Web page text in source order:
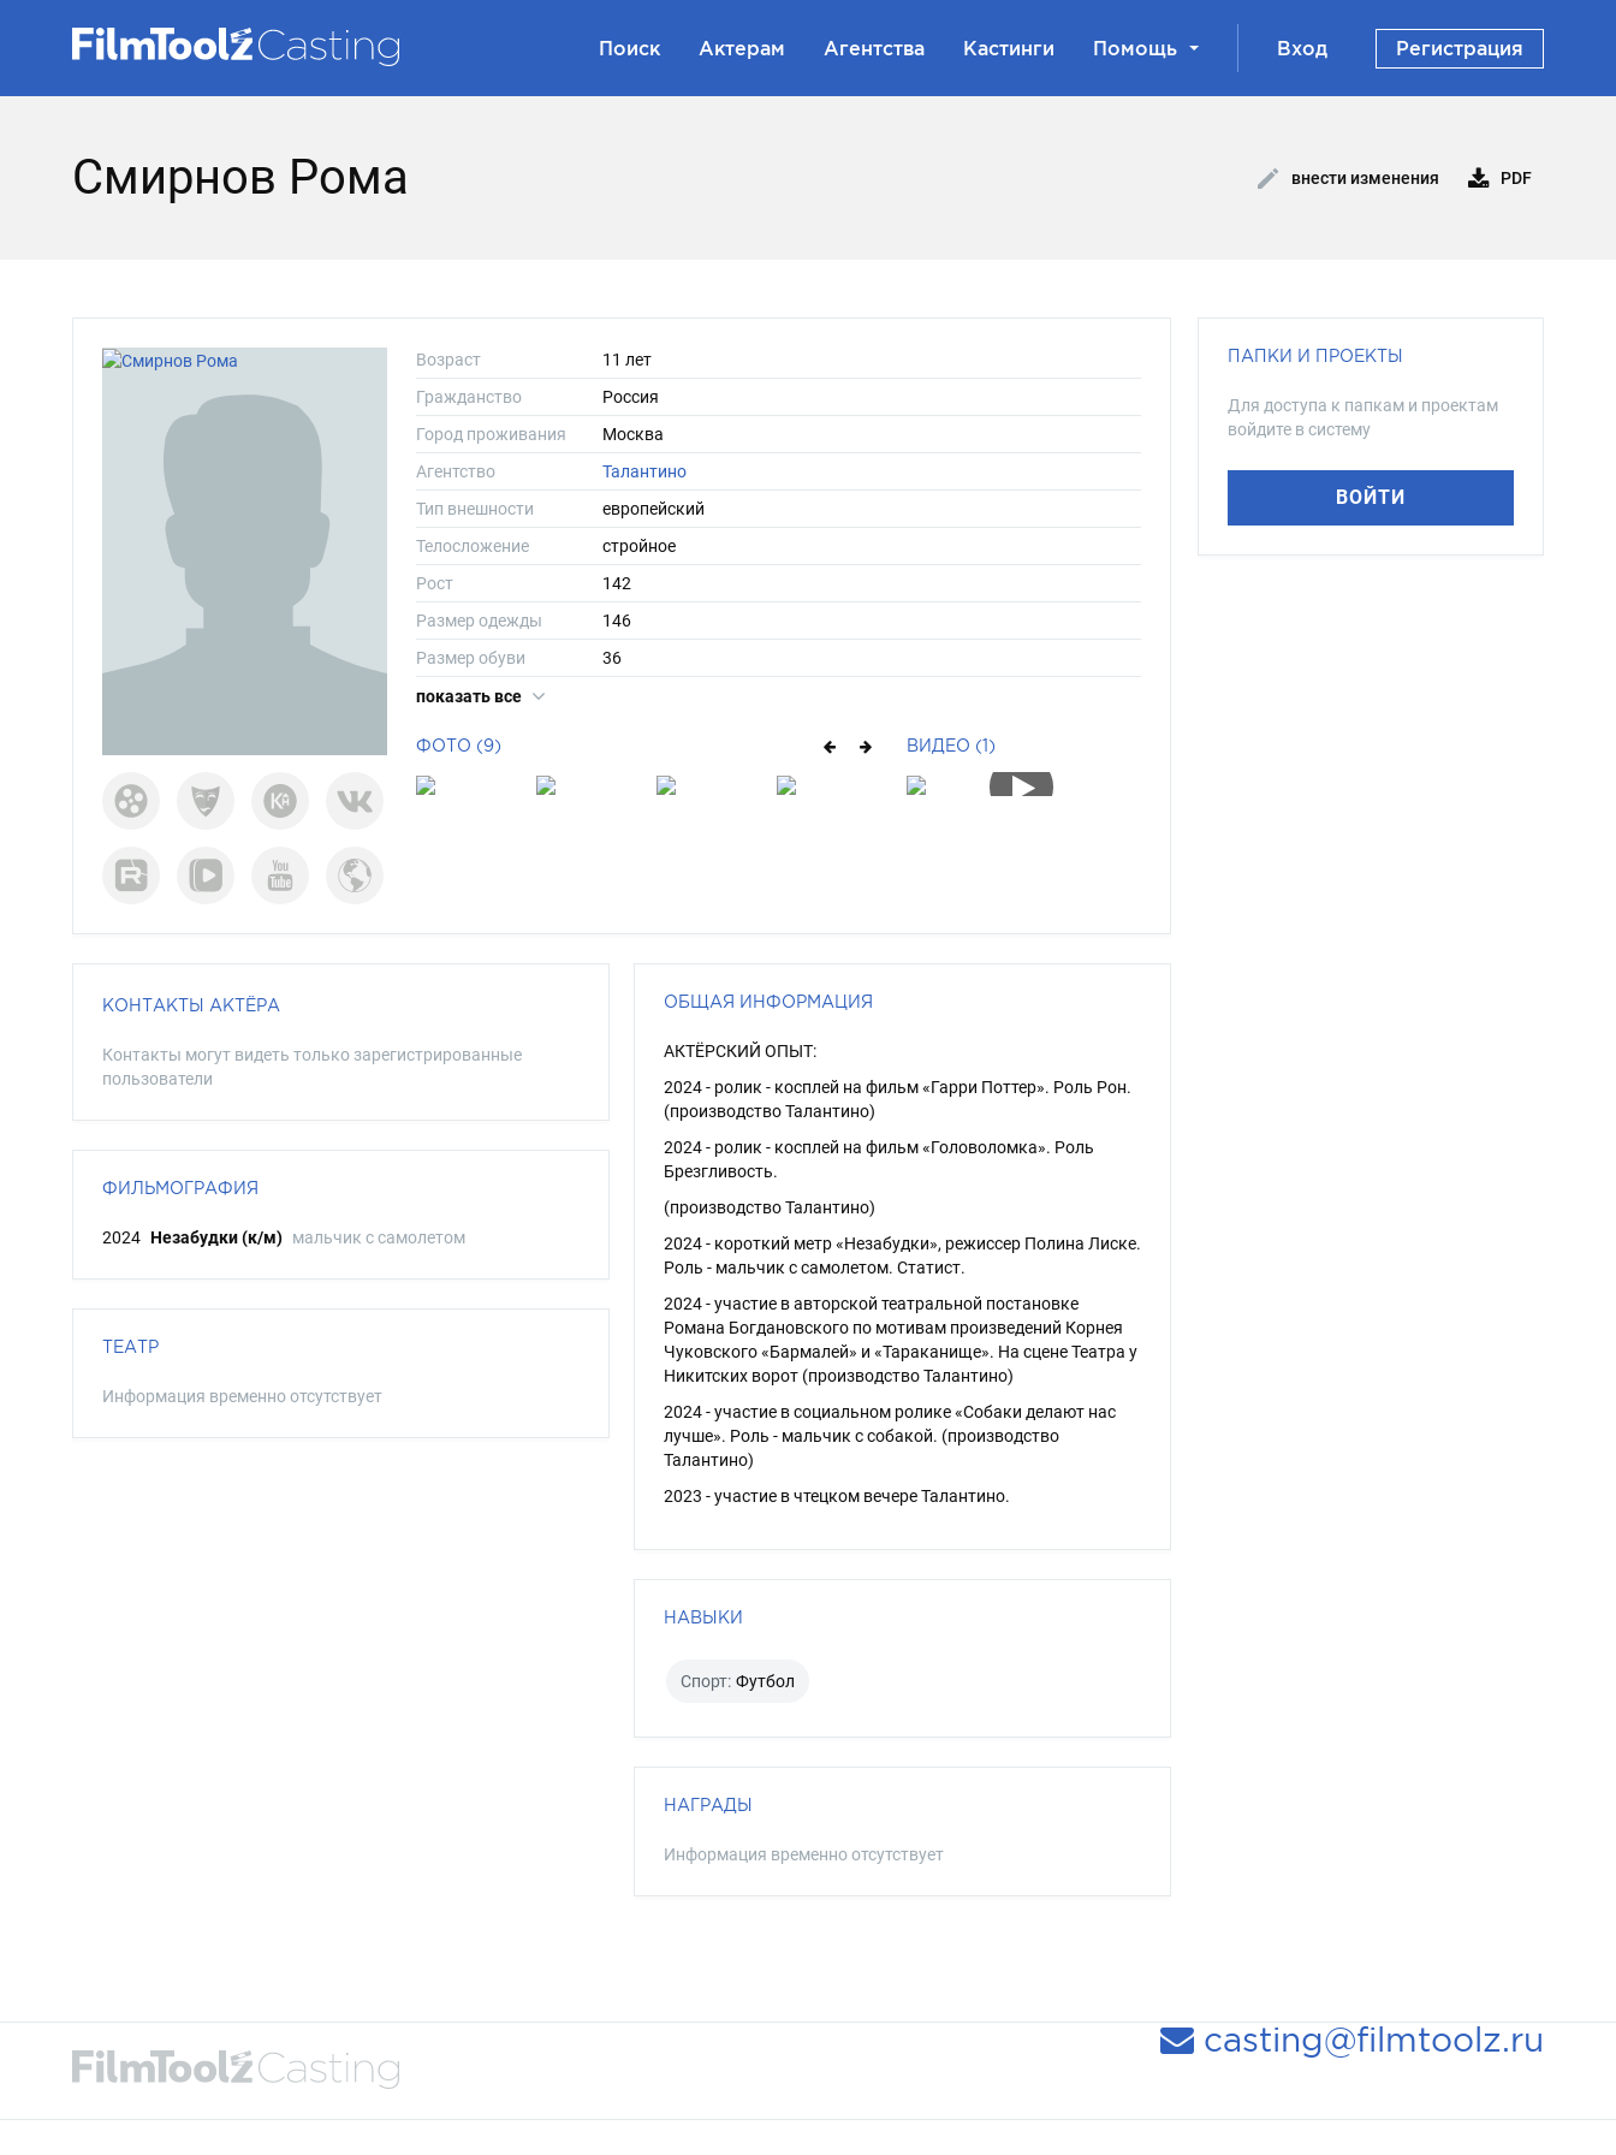
Поиск Актерам Агентства Кастинги Помощь Вход Регистрация
Смирнов Рома внести изменения PDF
Возраст
11 лет
Гражданство
Россия
Город проживания
Москва
Агентство
Талантино
Тип внешности
европейский
Телосложение
стройное
Рост
142
Размер одежды
146
Размер обуви
36
Длина волос
показать все
ФОТО (9) ВИДЕО (1)
КОНТАКТЫ АКТЁРА
Контакты могут видеть только зарегистрированные
пользователи
ФИЛЬМОГРАФИЯ
2024 Незабудки (к/м) мальчик с самолетом
ТЕАТР
Информация временно отсутствует
ОБЩАЯ ИНФОРМАЦИЯ
АКТЁРСКИЙ ОПЫТ:
2024 - ролик - косплей на фильм «Гарри Поттер». Роль Рон.
(производство Талантино)
2024 - ролик - косплей на фильм «Головоломка». Роль
Брезгливость.
(производство Талантино)
2024 - короткий метр «Незабудки», режиссер Полина Лиске.
Роль - мальчик с самолетом. Статист.
2024 - участие в авторской театральной постановке
Романа Богдановского по мотивам произведений Корнея
Чуковского «Бармалей» и «Тараканище». На сцене Театра у
Никитских ворот (производство Талантино)
2024 - участие в социальном ролике «Собаки делают нас
лучше». Роль - мальчик с собакой. (производство
Талантино)
2023 - участие в чтецком вечере Талантино.
НАВЫКИ
Спорт: Футбол
НАГРАДЫ
Информация временно отсутствует
ПАПКИ И ПРОЕКТЫ
Для доступа к папкам и проектам
войдите в систему
ВОЙТИ
casting@filmtoolz.ru